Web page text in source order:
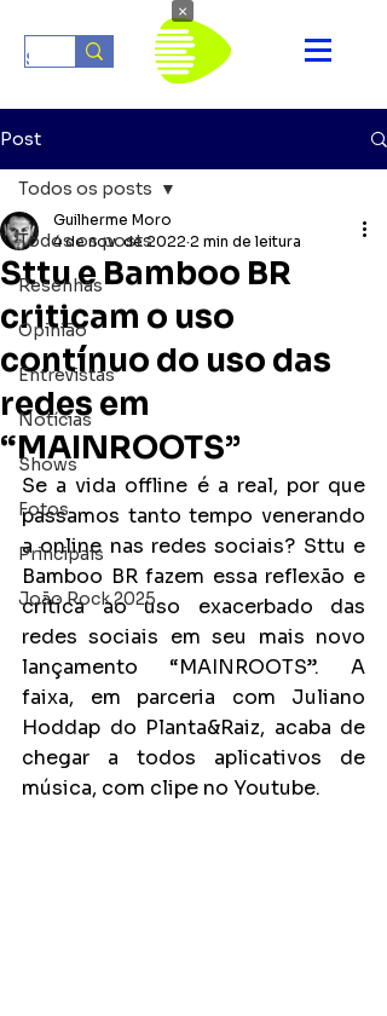
Post
Todos os posts
Resenhas
Opinião
Entrevistas
Notícias
Shows
Fotos
Principais
João Rock 2025
Todos os posts
Sttu e Bamboo BR
criticam o uso
contínuo do uso das
redes em
“MAINROOTS”
Guilherme Moro
4 de nov. de 2022 2 min de leitura
Se a vida offline é a real, por que
passamos tanto tempo venerando
a online nas redes sociais? Sttu e
Bamboo BR fazem essa reflexão e
crítica ao uso exacerbado das
redes sociais em seu mais novo
lançamento “MAINROOTS”. A
faixa, em parceria com Juliano
Hoddap do Planta&Raiz, acaba de
chegar a todos aplicativos de
música, com clipe no Youtube.
×